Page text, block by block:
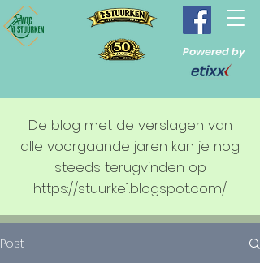
Powered by
De blog met de verslagen van
alle voorgaande jaren kan je nog
steeds terugvinden op
https://stuurke1.blogspot.com/
Post